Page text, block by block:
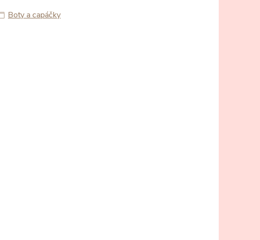
Boty a capáčky